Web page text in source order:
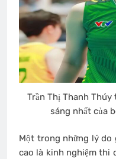
Trần Thị Thanh Thúy
sáng nhất của
Một trong những lý do
cao là kinh nghiệm thi